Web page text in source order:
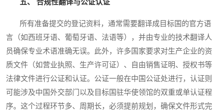
五、 合规性翻译与公证认证
所有准备提交的登记资料，通常需要翻译成目标国的官方语
言（如西班牙语、葡萄牙语、法语等），并由专业的技术翻译人
员确保专业术语准确无误。此外，许多国家要求对生产企业的资
质文件（如营业执照、生产许可证）、自由销售证明、授权书等
法律文件进行公证和认证。公证一般在中国公证处进行，认证则
可能涉及中国外交部门以及目标国驻华使领馆的双重或单认证程
序。这个过程环节多、周期长，必须提前规划，确保文件形式完